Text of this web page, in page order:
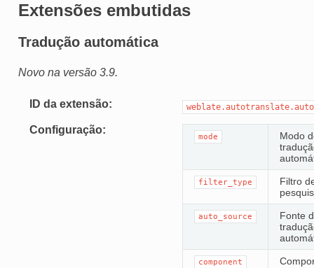
Extensões embutidas
Tradução automática
Novo na versão 3.9.
ID da extensão
Configuração
mode
Modo
filter_type
Filtro
auto_source
Fonte
component